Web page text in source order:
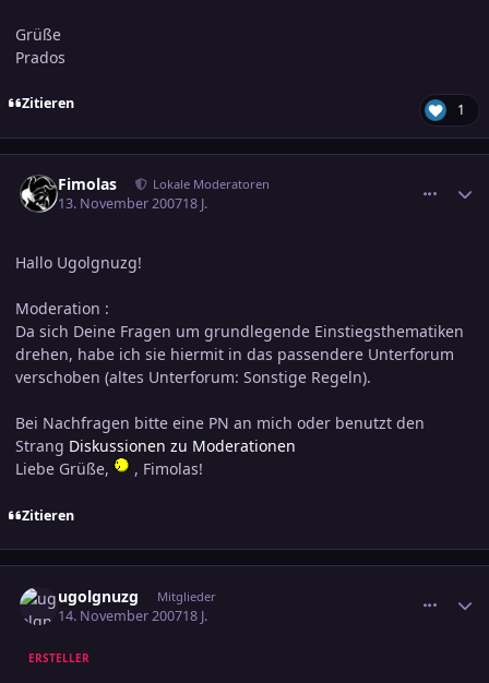
Grüße
Prados
Zitieren 1
Fimolas Lokale Moderatoren
13. November 200718 J.
Hallo Ugolgnuzg!
Moderation :
Da sich Deine Fragen um grundlegende Einstiegsthematiken
drehen, habe ich sie hiermit in das passendere Unterforum
verschoben (altes Unterforum: Sonstige Regeln).
Bei Nachfragen bitte eine PN an mich oder benutzt den
Strang Diskussionen zu Moderationen
Liebe Grüße,
, Fimolas!
Zitieren
ugolgnuzg Mitglieder
14. November 200718 J.
ERSTELLER